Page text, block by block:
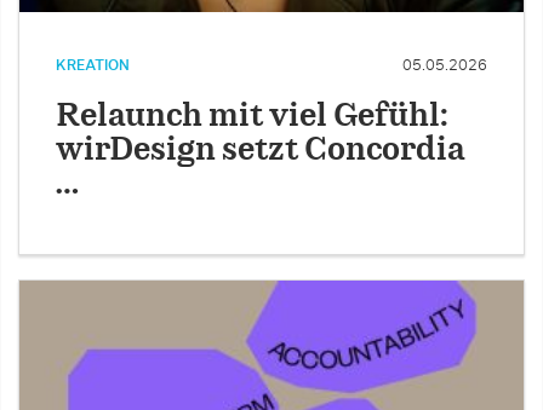
KREATION 05.05.2026
Relaunch mit viel Gefühl:
wirDesign setzt Concordia
…